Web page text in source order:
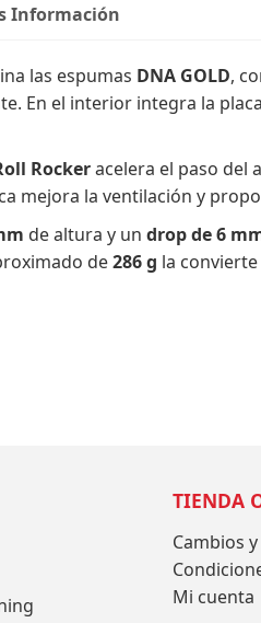
las espumas DNA GOLD,
En el interior integra la
Rockeracelera el paso del
mejora la ventilación y
de altura y un drop de 6
de286 g la
Información
TIENDA
Cambios
Mi cuenta